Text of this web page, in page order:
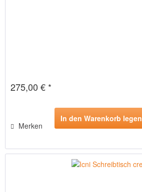
275,00 € *
Merken
In den Warenkorb legen